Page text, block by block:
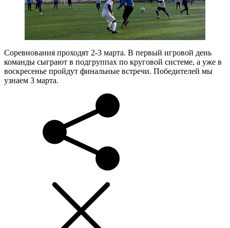
Соревнования проходят 2-3 марта. В первый игровой день
команды сыграют в подгруппах по круговой системе, а уже в
воскресенье пройдут финальные встречи. Победителей мы
узнаем 3 марта.